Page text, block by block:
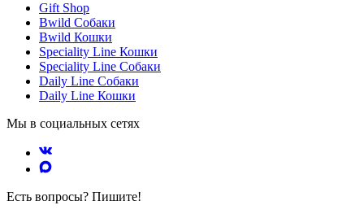
Gift Shop
Bwild Собаки
Bwild Кошки
Speciality Line Кошки
Speciality Line Собаки
Daily Line Собаки
Daily Line Кошки
Мы в социальных сетях
Есть вопросы? Пишите!